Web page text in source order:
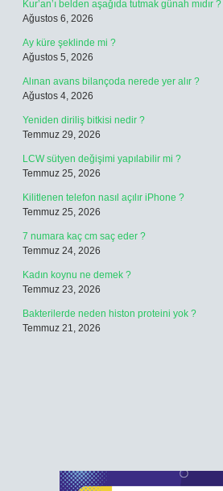
Kur’an’ı belden aşağıda tutmak günah mıdır ?
Ağustos 6, 2026
Ay küre şeklinde mi ?
Ağustos 5, 2026
Alınan avans bilançoda nerede yer alır ?
Ağustos 4, 2026
Yeniden diriliş bitkisi nedir ?
Temmuz 29, 2026
LCW sütyen değişimi yapılabilir mi ?
Temmuz 25, 2026
Kilitlenen telefon nasıl açılır iPhone ?
Temmuz 25, 2026
7 numara kaç cm saç eder ?
Temmuz 24, 2026
Kadın koynu ne demek ?
Temmuz 23, 2026
Bakterilerde neden histon proteini yok ?
Temmuz 21, 2026